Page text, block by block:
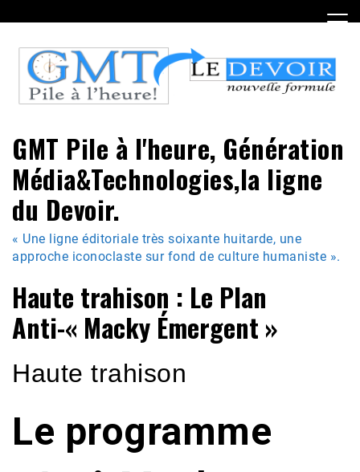
to
content
GMT Pile à l'heure, Génération
Média&Technologies,la ligne
du Devoir.
« Une ligne éditoriale très soixante huitarde, une
approche iconoclaste sur fond de culture humaniste ».
Haute trahison : Le Plan
Anti-« Macky Émergent »
Haute trahison
Le programme